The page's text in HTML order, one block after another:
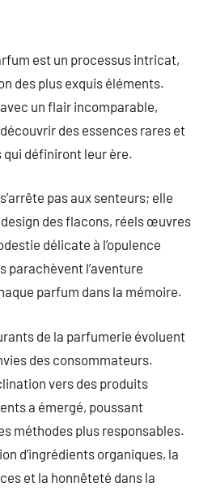
est un processus intricat,
des plus exquis éléments.
un flair incomparable,
des essences rares et
définiront leur ère.
pas aux senteurs; elle
des flacons, réels œuvres
délicate à l’opulence
parachèvent l’aventure
parfum dans la mémoire.
de la parfumerie évoluent
des consommateurs.
vers des produits
a émergé, poussant
méthodes plus responsables.
d’ingrédients organiques, la
et la honnêteté dans la